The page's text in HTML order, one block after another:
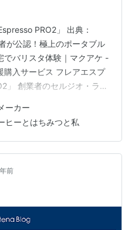
PRO2」 出典：
が公認！極上のポータブル
でバリスタ体験｜マクアケ -
購入サービス フレアエスプ
」 創業者のセルジオ・ラン
スプレッソ「Flair Espresso
を流し読みしていたらフ
PRO2」の紹介ペー
…
ーカー
ヒーとはちみつと私
前